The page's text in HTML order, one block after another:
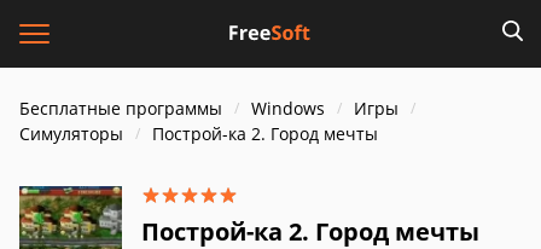
Бесплатные программы Windows
Игры
Симуляторы
Построй-ка 2. Город мечты
Построй-ка 2. Город мечты